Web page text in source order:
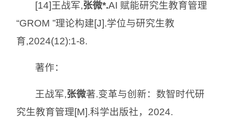
[14]王战军,张微*.AI 赋能研究生教育管理
“GROM ”理论构建[J].学位与研究生教
育,2024(12):1-8.
著作：
王战军,张微著.变革与创新：数智时代研
究生教育管理[M].科学出版社，2024.